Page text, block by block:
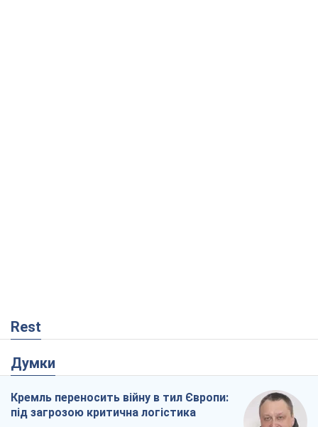
Rest
Думки
Кремль переносить війну в тил Європи:
під загрозою критична логістика